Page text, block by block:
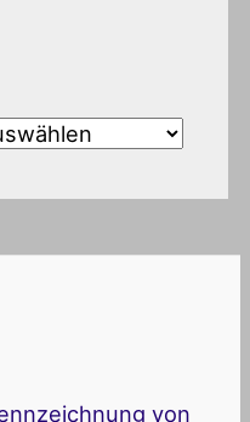
von